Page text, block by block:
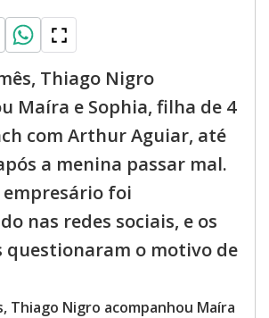
Thiago Nigro
Maíra e Sophia, filha de 4
com Arthur Aguiar, até
a menina passar mal.
empresário foi
nas redes sociais, e os
o motivo de
Thiago Nigro acompanhou Maíra